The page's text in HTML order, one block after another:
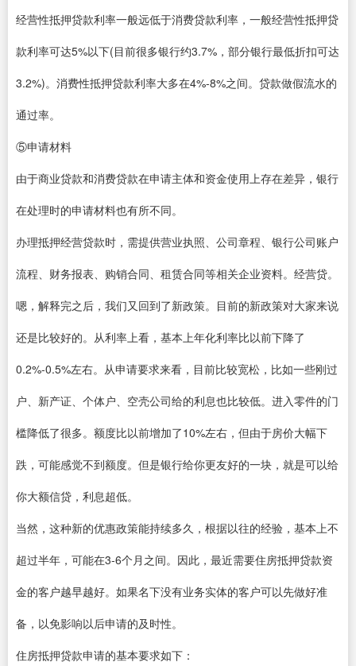
经营性抵押贷款利率一般远低于消费贷款利率，一般经营性抵押贷
款利率可达5%以下(目前很多银行约3.7%，部分银行最低折扣可达
3.2%)。消费性抵押贷款利率大多在4%-8%之间。贷款做假流水的
通过率。
⑤申请材料
由于商业贷款和消费贷款在申请主体和资金使用上存在差异，银行
在处理时的申请材料也有所不同。
办理抵押经营贷款时，需提供营业执照、公司章程、银行公司账户
流程、财务报表、购销合同、租赁合同等相关企业资料。经营贷。
嗯，解释完之后，我们又回到了新政策。目前的新政策对大家来说
还是比较好的。从利率上看，基本上年化利率比以前下降了
0.2%-0.5%左右。从申请要求来看，目前比较宽松，比如一些刚过
户、新产证、个体户、空壳公司给的利息也比较低。进入零件的门
槛降低了很多。额度比以前增加了10%左右，但由于房价大幅下
跌，可能感觉不到额度。但是银行给你更友好的一块，就是可以给
你大额信贷，利息超低。
当然，这种新的优惠政策能持续多久，根据以往的经验，基本上不
超过半年，可能在3-6个月之间。因此，最近需要住房抵押贷款资
金的客户越早越好。如果名下没有业务实体的客户可以先做好准
备，以免影响以后申请的及时性。
住房抵押贷款申请的基本要求如下：